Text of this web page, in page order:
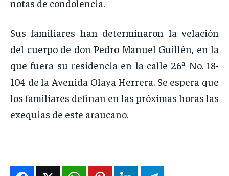
notas de condolencia.
Sus familiares han determinaron la velación
del cuerpo de don Pedro Manuel Guillén, en la
que fuera su residencia en la calle 26ª No. 18-
104 de la Avenida Olaya Herrera. Se espera que
los familiares definan en las próximas horas las
exequias de este araucano.